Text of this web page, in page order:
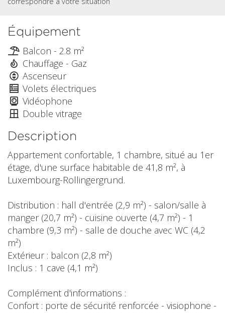
Équipement
Balcon - 2.8 m²
Chauffage - Gaz
Ascenseur
Volets électriques
Vidéophone
Double vitrage
Description
Appartement confortable, 1 chambre, situé au 1er
étage, d'une surface habitable de 41,8 m², à
Luxembourg-Rollingergrund.
Distribution : hall d'entrée (2,9 m²) - salon/salle à
manger (20,7 m²) - cuisine ouverte (4,7 m²) - 1
chambre (9,3 m²) - salle de douche avec WC (4,2
m²)
Extérieur : balcon (2,8 m²)
Inclus : 1 cave (4,1 m²)
Complément d'informations :
Confort : porte de sécurité renforcée - visiophone -